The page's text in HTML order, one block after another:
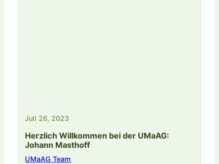
Juli 26, 2023
Herzlich Willkommen bei der UMaAG:
Johann Masthoff
UMaAG Team